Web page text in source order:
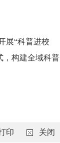
展“科普进校
，构建全域科普
印 关闭